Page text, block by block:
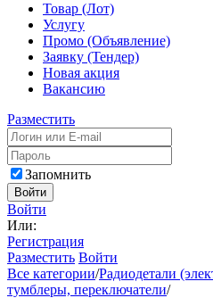
Товар (Лот)
Услугу
Промо (Объявление)
Заявку (Тендер)
Новая акция
Вакансию
Разместить
Запомнить
Войти
Войти
Или:
Регистрация
Разместить Войти
Все категории/Радиодетали
тумблеры, переключатели/